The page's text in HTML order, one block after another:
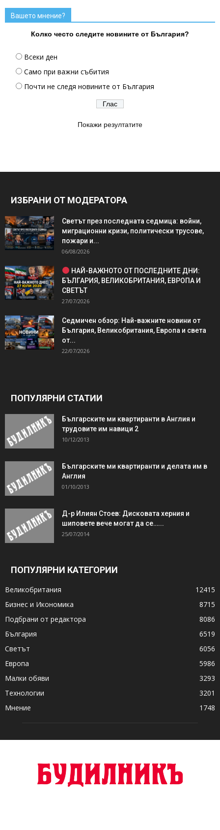
Вашето мнение?
Колко често следите новините от България?
Всеки ден
Само при важни събития
Почти не следя новините от България
Покажи резултатите
ИЗБРАНИ ОТ МОДЕРАТОРА
Светът през последната седмица: войни,
миграционни кризи, политически трусове,
пожари и...
06/08/2026
НАЙ-ВАЖНОТО ОТ ПОСЛЕДНИТЕ ДНИ:
БЪЛГАРИЯ, ВЕЛИКОБРИТАНИЯ, ЕВРОПА И
СВЕТЪТ
27/07/2026
Седмичен обзор: Най-важните новини от
България, Великобритания, Европа и света
от...
22/07/2026
ПОПУЛЯРНИ СТАТИИ
Българските ми квартиранти в Англия и
трудовите им навици 2
10/12/2013
Българските ми квартиранти и делата им в
Англия
01/10/2013
Д-р Илиян Стоев: Дисковата херния и
шиповете вече могат да се…...
25/07/2014
ПОПУЛЯРНИ КАТЕГОРИИ
Великобритания
12415
Бизнес и Икономика
8715
Подбрани от редактора
8086
България
6519
Светът
6056
Европа
5986
Малки обяви
3293
Технологии
3201
Мнение
1748